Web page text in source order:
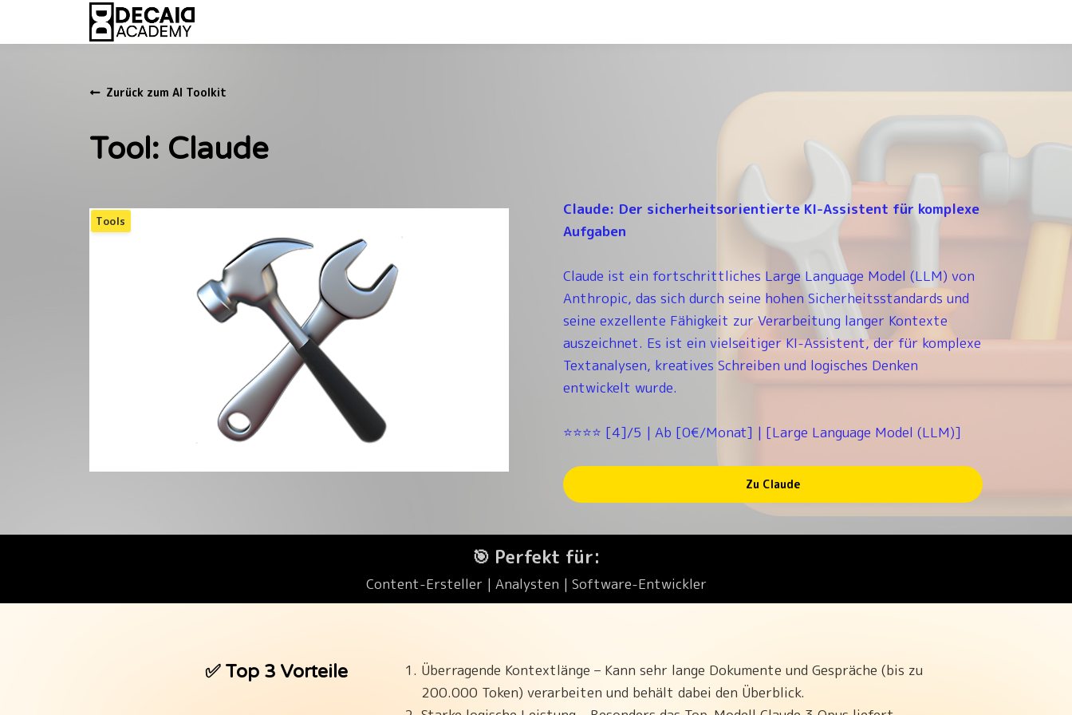
Zurück zum AI Toolkit
Tool: Claude
Tools
Claude: Der sicherheitsorientierte KI-Assistent für komplexe
Aufgaben
Claude ist ein fortschrittliches Large Language Model (LLM) von
Anthropic, das sich durch seine hohen Sicherheitsstandards und
seine exzellente Fähigkeit zur Verarbeitung langer Kontexte
auszeichnet. Es ist ein vielseitiger KI-Assistent, der für komplexe
Textanalysen, kreatives Schreiben und logisches Denken
entwickelt wurde.
⭐⭐⭐⭐ [4]/5 | Ab [0€/Monat] | [Large Language Model (LLM)]
Zu Claude
🎯 Perfekt für:
Content-Ersteller | Analysten | Software-Entwickler
✅ Top 3 Vorteile
Überragende Kontextlänge – Kann sehr lange Dokumente und Gespräche (bis zu
200.000 Token) verarbeiten und behält dabei den Überblick.